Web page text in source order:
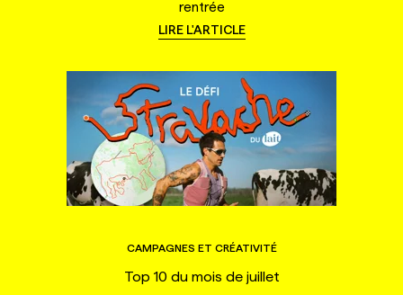
rentrée
LIRE L'ARTICLE
CAMPAGNES ET CRÉATIVITÉ
Top 10 du mois de juillet